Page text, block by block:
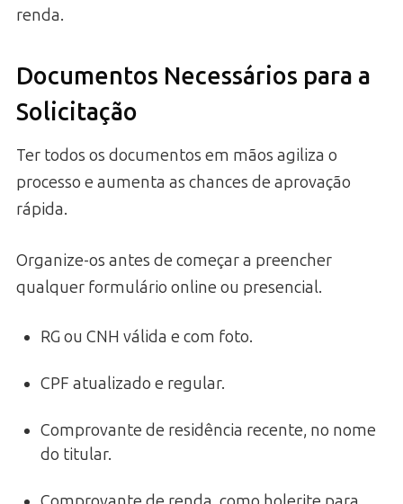
renda.
Documentos Necessários para a
Solicitação
Ter todos os documentos em mãos agiliza o
processo e aumenta as chances de aprovação
rápida.
Organize-os antes de começar a preencher
qualquer formulário online ou presencial.
RG ou CNH válida e com foto.
CPF atualizado e regular.
Comprovante de residência recente, no nome
do titular.